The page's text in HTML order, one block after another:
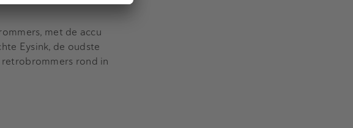
met de accu
Eysink, de oudste
rond in